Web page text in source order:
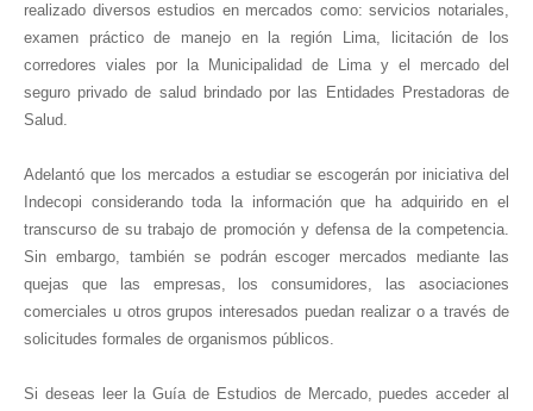
realizado diversos estudios en mercados como: servicios notariales,
examen práctico de manejo en la región Lima, licitación de los
corredores viales por la Municipalidad de Lima y el mercado del
seguro privado de salud brindado por las Entidades Prestadoras de
Salud.
Adelantó que los mercados a estudiar se escogerán por iniciativa del
Indecopi considerando toda la información que ha adquirido en el
transcurso de su trabajo de promoción y defensa de la competencia.
Sin embargo, también se podrán escoger mercados mediante las
quejas que las empresas, los consumidores, las asociaciones
comerciales u otros grupos interesados puedan realizar o a través de
solicitudes formales de organismos públicos.
Si deseas leer la Guía de Estudios de Mercado, puedes acceder al